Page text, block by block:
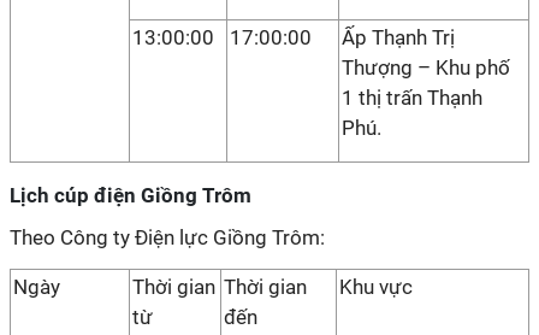
13:00:00 17:00:00
Ấp Thạnh Trị
Thượng – Khu phố
1 thị trấn Thạnh
Phú.
Lịch cúp điện Giồng Trôm
Theo Công ty Điện lực Giồng Trôm:
Ngày
Thời gian
từ
Thời gian
đến
Khu vực